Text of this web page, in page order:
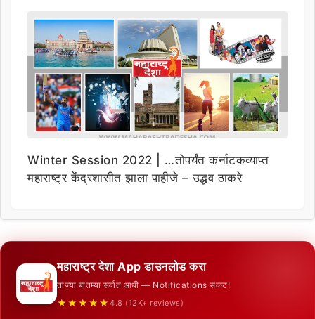
Winter Session 2022 | …तोपर्यंत कर्नाटकव्याप्त
महाराष्ट्र केंद्रशासीत झाला पाहीजे – उद्धव ठाकरे
महाराष्ट्र देशा App डाउनलोड करा
ताज्या बातम्या सर्वात आधी — Notifications सकट!
★★★★★ 4.8 (12K+ reviews)